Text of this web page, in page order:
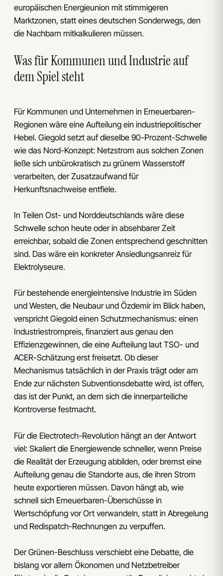
europäischen Energieunion mit stimmigeren
Marktzonen, statt eines deutschen Sonderwegs, den
die Nachbarn mitkalkulieren müssen.
Was für Kommunen und Industrie auf
dem Spiel steht
Für Kommunen und Unternehmen in Erneuerbaren-
Regionen wäre eine Aufteilung ein industriepolitischer
Hebel. Giegold setzt auf dieselbe 90-Prozent-Schwelle
wie das Nord-Konzept: Netzstrom aus solchen Zonen
ließe sich unbürokratisch zu grünem Wasserstoff
verarbeiten, der Zusatzaufwand für
Herkunftsnachweise entfiele.
In Teilen Ost- und Norddeutschlands wäre diese
Schwelle schon heute oder in absehbarer Zeit
erreichbar, sobald die Zonen entsprechend geschnitten
sind. Das wäre ein konkreter Ansiedlungsanreiz für
Elektrolyseure.
Für bestehende energieintensive Industrie im Süden
und Westen, die Neubaur und Özdemir im Blick haben,
verspricht Giegold einen Schutzmechanismus: einen
Industriestrompreis, finanziert aus genau den
Effizienzgewinnen, die eine Aufteilung laut TSO- und
ACER-Schätzung erst freisetzt. Ob dieser
Mechanismus tatsächlich in der Praxis trägt oder am
Ende zur nächsten Subventionsdebatte wird, ist offen,
das ist der Punkt, an dem sich die innerparteiliche
Kontroverse festmacht.
Für die Electrotech-Revolution hängt an der Antwort
viel: Skaliert die Energiewende schneller, wenn Preise
die Realität der Erzeugung abbilden, oder bremst eine
Aufteilung genau die Standorte aus, die ihren Strom
heute exportieren müssen. Davon hängt ab, wie
schnell sich Erneuerbaren-Überschüsse in
Wertschöpfung vor Ort verwandeln, statt in Abregelung
und Redispatch-Rechnungen zu verpuffen.
Der Grünen-Beschluss verschiebt eine Debatte, die
bislang vor allem Ökonomen und Netzbetreiber